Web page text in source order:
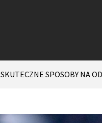
SKUTECZNE SPOSOBY NA